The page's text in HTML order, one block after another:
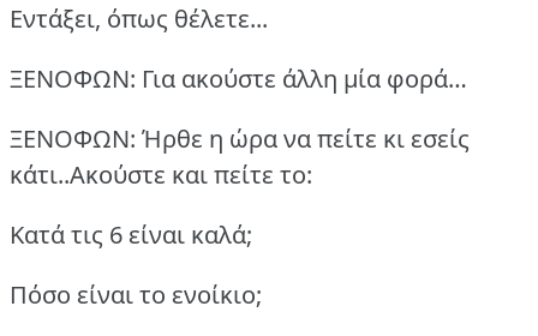
Εντάξει, όπως θέλετε...
ΞΕΝΟΦΩΝ: Για ακούστε άλλη μία φορά…
ΞΕΝΟΦΩΝ: Ήρθε η ώρα να πείτε κι εσείς
κάτι..Ακούστε και πείτε το:
Κατά τις 6 είναι καλά;
Πόσο είναι το ενοίκιο;